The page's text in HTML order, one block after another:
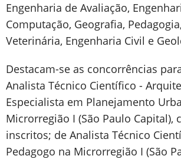
Engenharia de Avaliação,
Computação, Geografia,
Veterinária, Engenharia Civil e
Destacam-se as concorrências
Analista Técnico Científico -
Especialista em Planejamento
Microrregião I (São Paulo Capital),
inscritos; de Analista Técnico
Pedagogo na Microrregião I (São